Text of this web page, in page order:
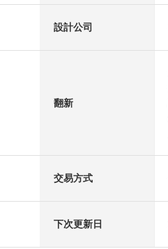
設計公司
翻新
交易方式
下次更新日